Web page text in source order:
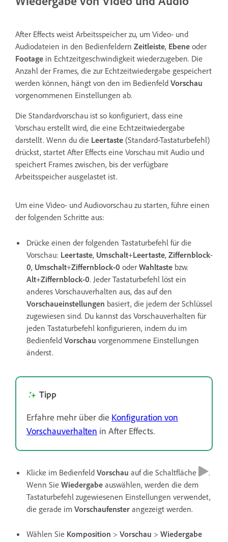
After Effects weist Arbeitsspeicher zu, um Video- und
Audiodateien in den Bedienfeldern Zeitleiste, Ebene oder
Footage in Echtzeitgeschwindigkeit wiederzugeben. Die
Anzahl der Frames, die zur Echtzeitwiedergabe gespeichert
werden können, hängt von den im Bedienfeld Vorschau
vorgenommenen Einstellungen ab.
Die Standardvorschau ist so konfiguriert, dass eine
Vorschau erstellt wird, die eine Echtzeitwiedergabe
darstellt. Wenn du die Leertaste (Standard-Tastaturbefehl)
drückst, startet After Effects eine Vorschau mit Audio und
speichert Frames zwischen, bis der verfügbare
Arbeitsspeicher ausgelastet ist.
Um eine Video- und Audiovorschau zu starten, führe einen
der folgenden Schritte aus:
Drücke einen der folgenden Tastaturbefehl für die
Vorschau: Leertaste, Umschalt+Leertaste, Ziffernblock-
0, Umschalt+Ziffernblock-0 oder Wahltaste bzw.
Alt+Ziffernblock-0. Jeder Tastaturbefehl löst ein
anderes Vorschauverhalten aus, das auf den
Vorschaueinstellungen basiert, die jedem der Schlüssel
zugewiesen sind. Du kannst das Vorschauverhalten für
jeden Tastaturbefehl konfigurieren, indem du im
Bedienfeld Vorschau vorgenommene Einstellungen
änderst.
Tipp
Erfahre mehr über die Konfiguration von
Vorschauverhalten in After Effects.
Klicke im Bedienfeld Vorschau auf die Schaltfläche
.
Wenn Sie Wiedergabe auswählen, werden die dem
Tastaturbefehl zugewiesenen Einstellungen verwendet,
die gerade im Vorschaufenster angezeigt werden.
Wählen Sie Komposition > Vorschau > Wiedergabe